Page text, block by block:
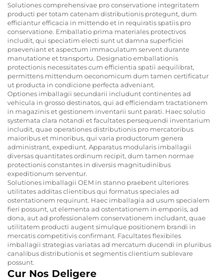
Solutiones comprehensivae pro conservatione integritatem
producti per totam catenam distributionis protegunt, dum
efficiantur efficacia in mittendo et in requiratis spatiis pro
conservatione. Emballatio prima materiales protectivos
includit, qui speciatim electi sunt ut damna superficiei
praeveniant et aspectum immaculatum servent durante
manutatione et transportu. Designatio emballationis
protectionis necessitates cum efficientia spatii aequilibrat,
permittens mittendum oeconomicum dum tamen certificatur
ut producta in condicione perfecta adveniant.
Optiones imballagii secundarii includunt continentes ad
vehicula in grosso destinatos, qui ad efficiendam tractationem
in magazinis et gestionem inventarii sunt parati. Haec solutio
systemata clara notandi et facultates persequendi inventarium
includit, quae operationes distributionis pro mercatoribus
maioribus et minoribus, qui varia productorum genera
administrant, expediunt. Apparatus modularis imballagii
diversas quantitates ordinum recipit, dum tamen normae
protectionis constantes in diversis magnitudinibus
expeditionum serventur.
Solutiones imballagii OEM in stanno praebent ulteriores
utilitates additas clientibus qui formatus speciales ad
ostentationem requirunt. Haec imballagia ad usum specialem
fieri possunt, ut elementa ad ostentationem in emporiis, ad
dona, aut ad professionalem conservationem includant, quae
utilitatem producti augent simulque positionem brandi in
mercatis competitivis confirmant. Facultates flexibiles
imballagii strategias variatas ad mercatum ducendi in pluribus
canalibus distributionis et segmentis clientium sublevare
possunt.
Cur Nos Deligere